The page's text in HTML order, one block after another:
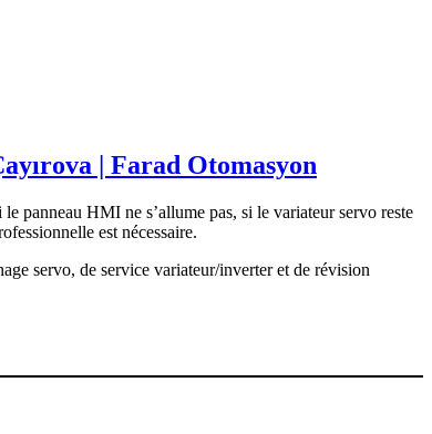
| Farad Otomasyon
panneau HMI ne s’allume pas, si le variateur servo reste
est nécessaire.
servo, de service variateur/inverter et de révision